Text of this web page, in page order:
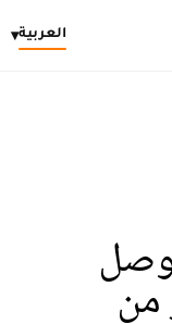
العربية▾
من